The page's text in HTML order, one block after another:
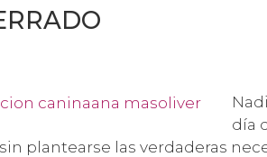
día
plantearse las verdaderas